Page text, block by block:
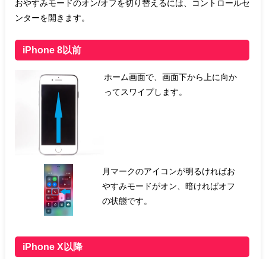
おやすみモードのオン/オフを切り替えるには、コントロールセ
ンターを開きます。
iPhone 8以前
ホーム画面で、画面下から上に向か
ってスワイプします。
月マークのアイコンが明るければお
やすみモードがオン、暗ければオフ
の状態です。
iPhone X以降